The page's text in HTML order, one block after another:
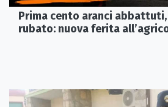
Prima cento aranci
rubato: nuova ferita